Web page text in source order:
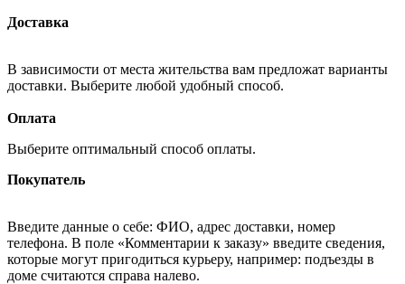
Доставка
В зависимости от места жительства вам предложат варианты
доставки. Выберите любой удобный способ.
Оплата
Выберите оптимальный способ оплаты.
Покупатель
Введите данные о себе: ФИО, адрес доставки, номер
телефона. В поле «Комментарии к заказу» введите сведения,
которые могут пригодиться курьеру, например: подъезды в
доме считаются справа налево.